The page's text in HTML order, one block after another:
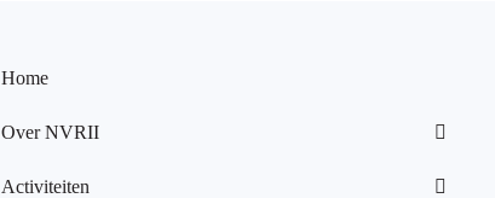
Home
Over NVRII
Activiteiten